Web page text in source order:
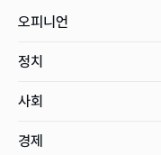
오피니언
정치
사회
경제